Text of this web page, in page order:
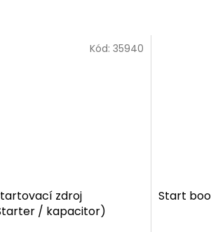
zdroj
/ kapacitor)
Kód: 35940
Start